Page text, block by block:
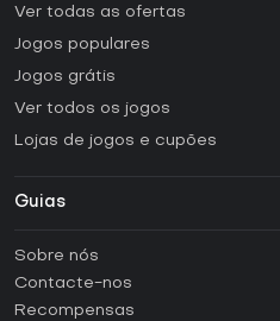
Ver todas as ofertas
Jogos populares
Jogos grátis
Ver todos os jogos
Lojas de jogos e cupões
Guias
Como ativar uma CD Key
Sobre nós
Contacte-nos
Recompensas